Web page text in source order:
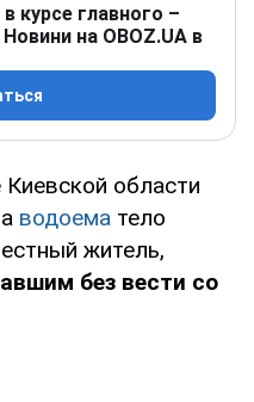
курсе главного –
на OBOZ.UA в
области
водоема тело
житель,
без вести со